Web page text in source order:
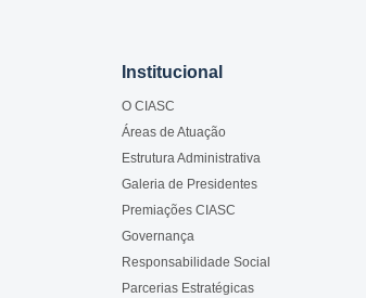
Institucional
O CIASC
Áreas de Atuação
Estrutura Administrativa
Galeria de Presidentes
Premiações CIASC
Governança
Responsabilidade Social
Parcerias Estratégicas